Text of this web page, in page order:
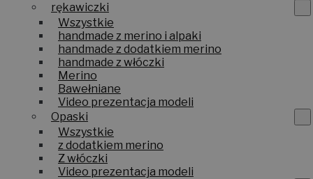
rękawiczki
Wszystkie
handmade z merino i alpaki
handmade z dodatkiem merino
handmade z włóczki
Merino
Bawełniane
Video prezentacja modeli
Opaski
Wszystkie
z dodatkiem merino
Z włóczki
Video prezentacja modeli